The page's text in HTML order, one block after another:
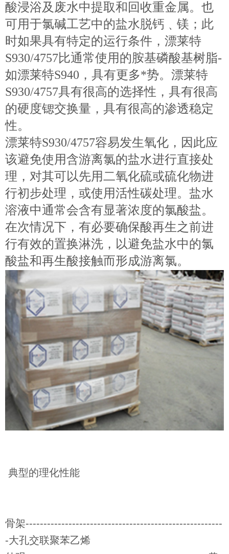
酸浸浴及废水中提取和回收重金属。也
可用于氯碱工艺中的盐水脱钙﹑镁；此
时如果具有特定的运行条件，漂莱特
S930/4757比通常使用的胺基磷酸基树脂-
如漂莱特S940，具有更多*势。漂莱特
S930/4757具有很高的选择性，具有很高
的硬度锶交换量，具有很高的渗透稳定
性。
漂莱特S930/4757容易发生氧化，因此应
该避免使用含游离氯的盐水进行直接处
理，对其可以先用二氧化硫或硫化物进
行初步处理，或使用活性碳处理。盐水
溶液中通常会含有显著浓度的氯酸盐。
在次情况下，有必要确保酸再生之前进
行有效的置换淋洗，以避免盐水中的氯
酸盐和再生酸接触而形成游离氯。
典型的理化性能
骨架-------------------------------------------------------
-大孔交联聚苯乙烯